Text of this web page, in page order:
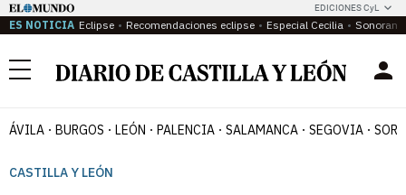
EDICIONES CyL
ES NOTICIA Eclipse Recomendaciones eclipse Especial Cecilia
Menú
ÁVILA BURGOS LEÓN PALENCIA SALAMANCA SEGOVIA
CASTILLA Y LEÓN